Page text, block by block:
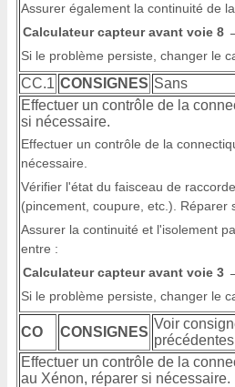
Assurer également la continuité de
Calculateur capteur avant voie 8
Si le problème persiste, changer le
CC.1 CONSIGNES Sans
Effectuer un contrôle de la
si nécessaire.
Effectuer un contrôle de la
nécessaire.
Vérifier l'état du faisceau de
(pincement, coupure, etc.). Réparer
Assurer la continuité et l'isolement
entre :
Calculateur capteur avant voie 3
Si le problème persiste, changer le
CO CONSIGNES
Voir
Effectuer un contrôle de la
au Xénon, réparer si nécessaire.